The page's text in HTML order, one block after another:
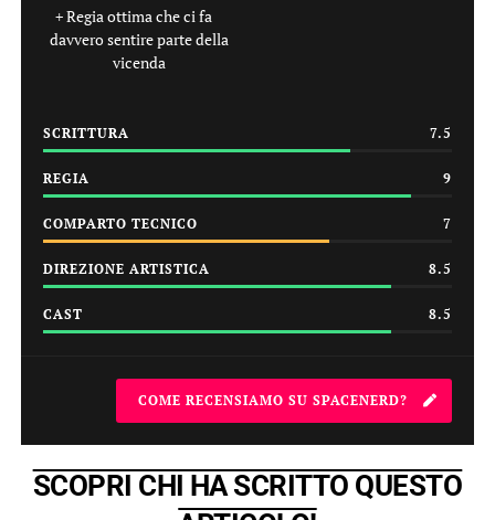
SCRITTURA 7.5
REGIA 9
COMPARTO TECNICO 7
DIREZIONE ARTISTICA 8.5
CAST 8.5
Regia ottima che ci fa
davvero sentire parte della
vicenda
COME RECENSIAMO SU SPACENERD?
SCOPRI CHI HA SCRITTO QUESTO